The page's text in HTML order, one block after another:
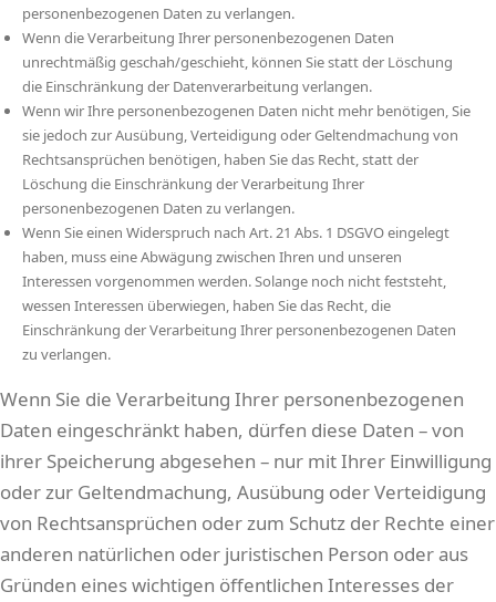
personenbezogenen Daten zu verlangen.
Wenn die Verarbeitung Ihrer personenbezogenen Daten
unrechtmäßig geschah/geschieht, können Sie statt der Löschung
die Einschränkung der Datenverarbeitung verlangen.
Wenn wir Ihre personenbezogenen Daten nicht mehr benötigen, Sie
sie jedoch zur Ausübung, Verteidigung oder Geltendmachung von
Rechtsansprüchen benötigen, haben Sie das Recht, statt der
Löschung die Einschränkung der Verarbeitung Ihrer
personenbezogenen Daten zu verlangen.
Wenn Sie einen Widerspruch nach Art. 21 Abs. 1 DSGVO eingelegt
haben, muss eine Abwägung zwischen Ihren und unseren
Interessen vorgenommen werden. Solange noch nicht feststeht,
wessen Interessen überwiegen, haben Sie das Recht, die
Einschränkung der Verarbeitung Ihrer personenbezogenen Daten
zu verlangen.
Wenn Sie die Verarbeitung Ihrer personenbezogenen
Daten eingeschränkt haben, dürfen diese Daten – von
ihrer Speicherung abgesehen – nur mit Ihrer Einwilligung
oder zur Geltendmachung, Ausübung oder Verteidigung
von Rechtsansprüchen oder zum Schutz der Rechte einer
anderen natürlichen oder juristischen Person oder aus
Gründen eines wichtigen öffentlichen Interesses der